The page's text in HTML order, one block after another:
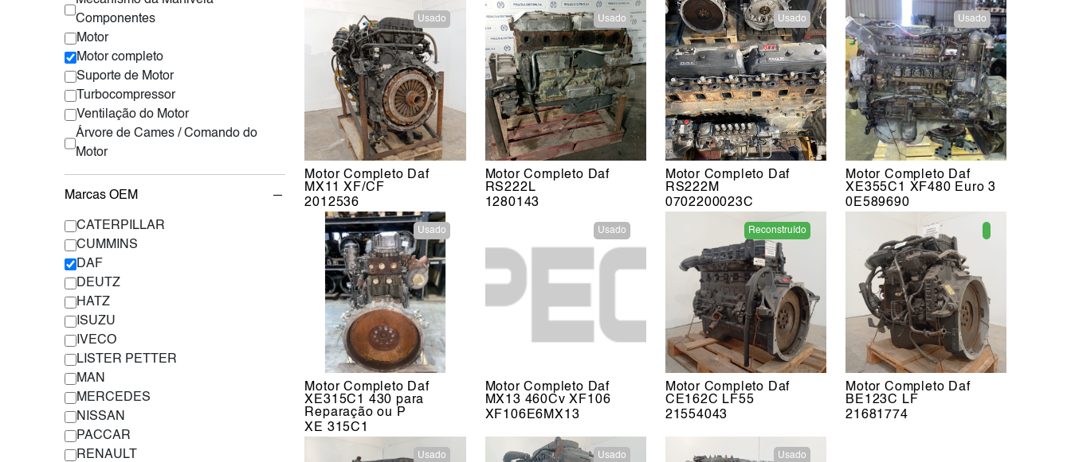
Componentes
Motor
Motor completo
Suporte de Motor
Turbocompressor
Ventilação do Motor
Árvore de Cames / Comando do
Motor
Marcas OEM
CATERPILLAR
CUMMINS
DAF
DEUTZ
HATZ
ISUZU
IVECO
LISTER PETTER
MAN
MERCEDES
NISSAN
PACCAR
RENAULT
Usado
Motor Completo Daf
MX11 XF/CF
2012536
Usado
Motor Completo Daf
RS222L
1280143
Usado
Motor Completo Daf
RS222M
0702200023C
Usado
Motor Completo Daf
XE355C1 XF480 Euro 3
0E589690
Usado
Motor Completo Daf
XE315C1 430 para
Reparação ou P
XE 315C1
Usado
Motor Completo Daf
MX13 460Cv XF106
XF106E6MX13
Reconstruído
Motor Completo Daf
CE162C LF55
21554043
Motor Completo Daf
BE123C LF
21681774
Usado Usado Usado